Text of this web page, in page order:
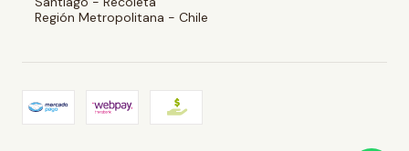
Región Metropolitana - Chile